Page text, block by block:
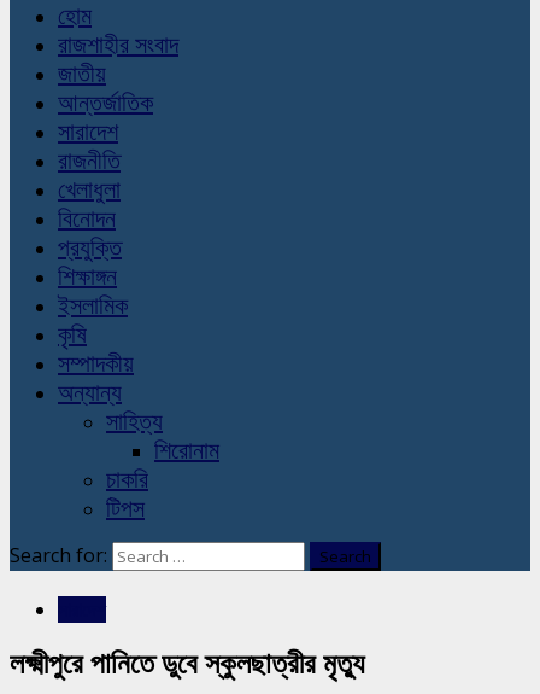
হোম
রাজশাহীর সংবাদ
জাতীয়
আন্তর্জাতিক
সারাদেশ
রাজনীতি
খেলাধুলা
বিনোদন
প্রযুক্তি
শিক্ষাঙ্গন
ইসলামিক
কৃষি
সম্পাদকীয়
অন্যান্য
সাহিত্য
শিরোনাম
চাকরি
টিপস
Search for:
লক্ষ্মীপুরে পানিতে ডুবে স্কুলছাত্রীর মৃত্যু